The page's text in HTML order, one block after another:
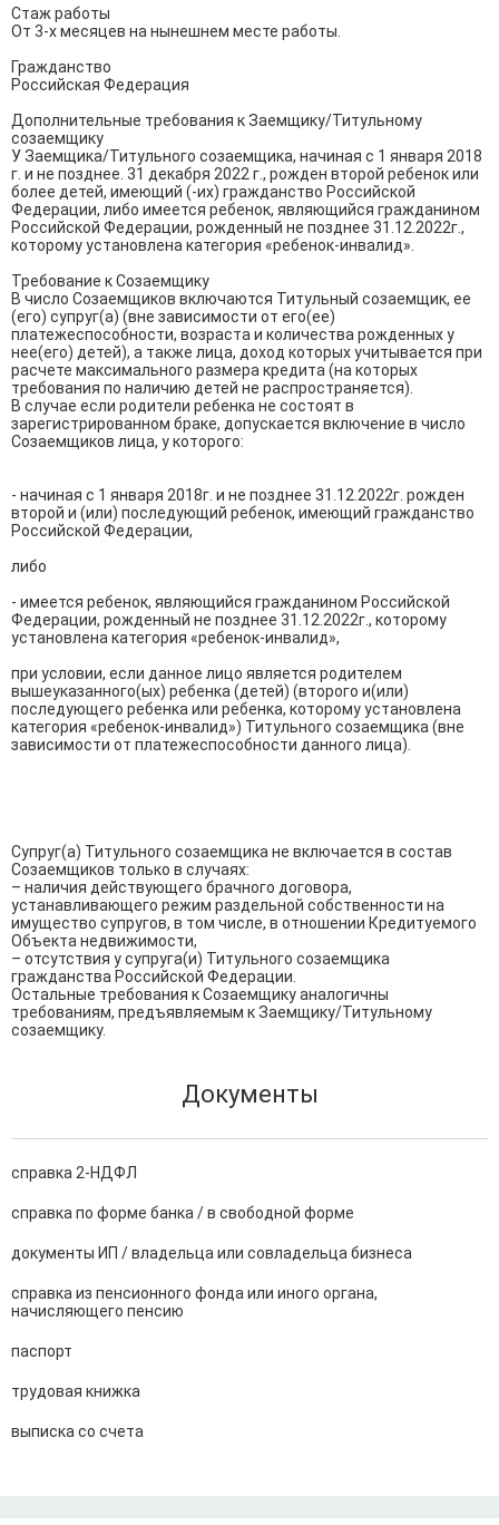
Стаж работы
От 3-х месяцев на нынешнем месте работы.
Гражданство
Российская Федерация
Дополнительные требования к Заемщику/Титульному
созаемщику
У Заемщика/Титульного созаемщика, начиная с 1 января 2018
г. и не позднее. 31 декабря 2022 г., рожден второй ребенок или
более детей, имеющий (-их) гражданство Российской
Федерации, либо имеется ребенок, являющийся гражданином
Российской Федерации, рожденный не позднее 31.12.2022г.,
которому установлена категория «ребенок-инвалид».
Требование к Созаемщику
В число Созаемщиков включаются Титульный созаемщик, ее
(его) супруг(а) (вне зависимости от его(ее)
платежеспособности, возраста и количества рожденных у
нее(его) детей), а также лица, доход которых учитывается при
расчете максимального размера кредита (на которых
требования по наличию детей не распространяется).
В случае если родители ребенка не состоят в
зарегистрированном браке, допускается включение в число
Созаемщиков лица, у которого:
- начиная с 1 января 2018г. и не позднее 31.12.2022г. рожден
второй и (или) последующий ребенок, имеющий гражданство
Российской Федерации,
либо
- имеется ребенок, являющийся гражданином Российской
Федерации, рожденный не позднее 31.12.2022г., которому
установлена категория «ребенок-инвалид»,
при условии, если данное лицо является родителем
вышеуказанного(ых) ребенка (детей) (второго и(или)
последующего ребенка или ребенка, которому установлена
категория «ребенок-инвалид») Титульного созаемщика (вне
зависимости от платежеспособности данного лица).
Супруг(а) Титульного созаемщика не включается в состав
Созаемщиков только в случаях:
– наличия действующего брачного договора,
устанавливающего режим раздельной собственности на
имущество супругов, в том числе, в отношении Кредитуемого
Объекта недвижимости,
– отсутствия у супруга(и) Титульного созаемщика
гражданства Российской Федерации.
Остальные требования к Созаемщику аналогичны
требованиям, предъявляемым к Заемщику/Титульному
созаемщику.
Документы
справка 2-НДФЛ
справка по форме банка / в свободной форме
документы ИП / владельца или совладельца бизнеса
справка из пенсионного фонда или иного органа,
начисляющего пенсию
паспорт
трудовая книжка
выписка со счета